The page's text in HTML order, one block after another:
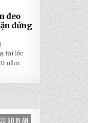
SÁCH
THỌ
KHANG
BẢO
ĐỔI
HOÀN
TOÀN
đeo
đứng
NGUYÊN
NHÂN
VẬN
BÁM
KHIẾN
TÀI
BỊ
CHẶN
ĐỨNG
tài lộc
năm
SO IN AN